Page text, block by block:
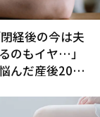
経後の今は夫
のもイヤ…」
んだ産後20年